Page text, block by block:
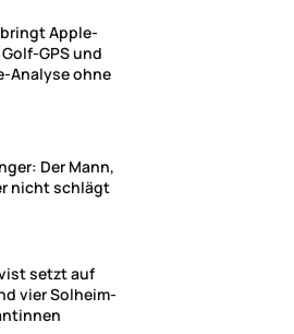
Apple-
GPS und
Analyse ohne
Der Mann,
nicht schlägt
setzt auf
vier Solheim-